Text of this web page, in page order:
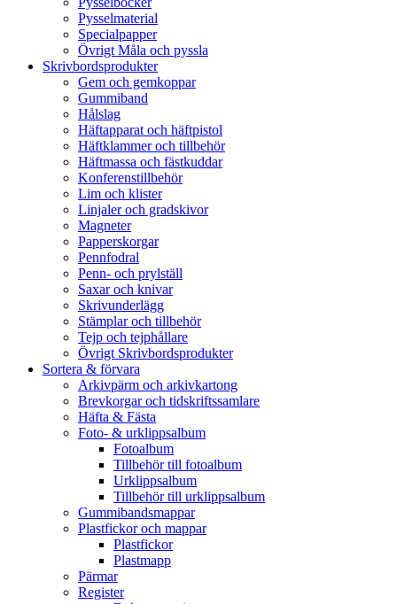
Pysselmaterial
Specialpapper
Övrigt Måla och pyssla
Skrivbordsprodukter
Gem och gemkoppar
Gummiband
Hålslag
Häftapparat och häftpistol
Häftklammer och tillbehör
Häftmassa och fästkuddar
Konferenstillbehör
Lim och klister
Linjaler och gradskivor
Magneter
Papperskorgar
Pennfodral
Penn- och prylställ
Saxar och knivar
Skrivunderlägg
Stämplar och tillbehör
Tejp och tejphållare
Övrigt Skrivbordsprodukter
Sortera & förvara
Arkivpärm och arkivkartong
Brevkorgar och tidskriftssamlare
Häfta & Fästa
Foto- & urklippsalbum
Fotoalbum
Tillbehör till fotoalbum
Urklippsalbum
Tillbehör till urklippsalbum
Gummibandsmappar
Plastfickor och mappar
Plastfickor
Plastmapp
Pärmar
Register